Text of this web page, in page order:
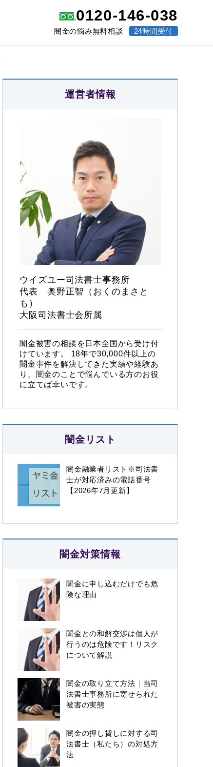
0120-146-038
闇金の悩み無料相談 24時間受付
運営者情報
ウイズユー司法書士事務所
代表 奥野正智（おくのまさと
も）
大阪司法書士会所属
闇金被害の相談を日本全国から受け付
けています。 18年で30,000件以上の
闇金事件を解決してきた実績や経験あ
り。闇金のことで悩んでいる方のお役
に立てば幸いです。
闇金リスト
闇金融業者リスト※司法書
士が対応済みの電話番号
【2026年7月更新】
闇金対策情報
闇金に申し込むだけでも危
険な理由
闇金との和解交渉は個人が
行うのは危険です！リスク
について解説
闇金の取り立て方法｜当司
法書士事務所に寄せられた
被害の実態
闇金の押し貸しに対する司
法書士（私たち）の対処方
法